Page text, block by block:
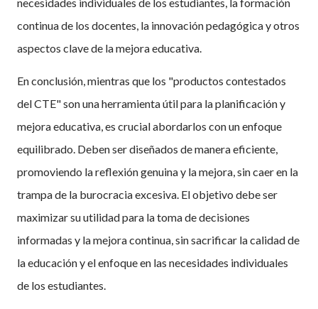
continua de los docentes, la innovación pedagógica y otros
aspectos clave de la mejora educativa.
En conclusión, mientras que los "productos contestados
del CTE" son una herramienta útil para la planificación y
mejora educativa, es crucial abordarlos con un enfoque
equilibrado. Deben ser diseñados de manera eficiente,
promoviendo la reflexión genuina y la mejora, sin caer en la
trampa de la burocracia excesiva. El objetivo debe ser
maximizar su utilidad para la toma de decisiones
informadas y la mejora continua, sin sacrificar la calidad de
la educación y el enfoque en las necesidades individuales
de los estudiantes.